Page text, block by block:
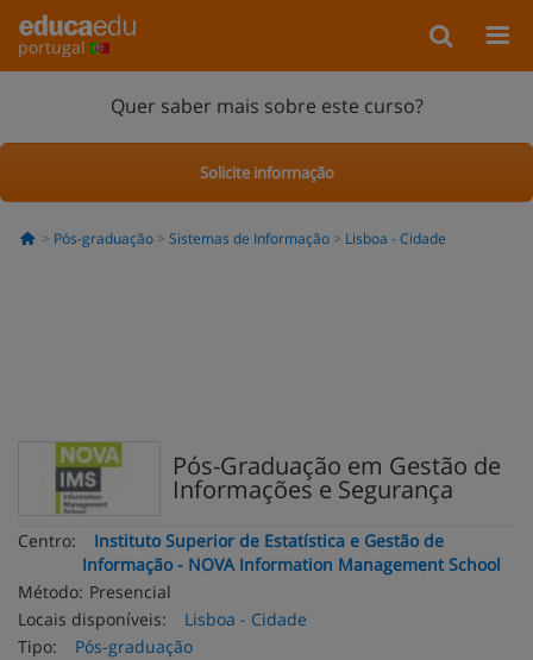
portugal
Quer saber mais sobre este curso?
Solicite informação
Pós-graduação Sistemas de Informação Lisboa - Cidade
Pós-Graduação em Gestão de
Informações e Segurança
Centro:
Instituto Superior de Estatística e Gestão de
Informação - NOVA Information Management School
Método: Presencial
Locais disponíveis:
Lisboa - Cidade
Tipo:
Pós-graduação